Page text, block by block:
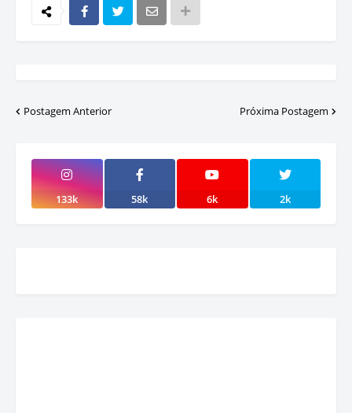
Postagem Anterior Próxima Postagem
133k 58k 6k 2k